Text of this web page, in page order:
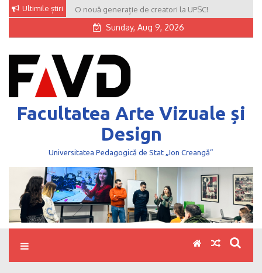
Skip
Ultimile știri O nouă generație de creatori la UPSC!
Sunday, Aug 9, 2026
Facultatea Arte Vizuale și
Design
Universitatea Pedagogică de Stat „Ion Creangă”